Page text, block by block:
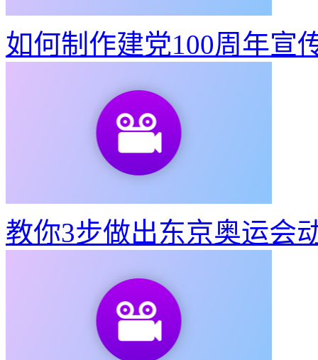
如何制作建党100周年宣
教你3步做出东京奥运会